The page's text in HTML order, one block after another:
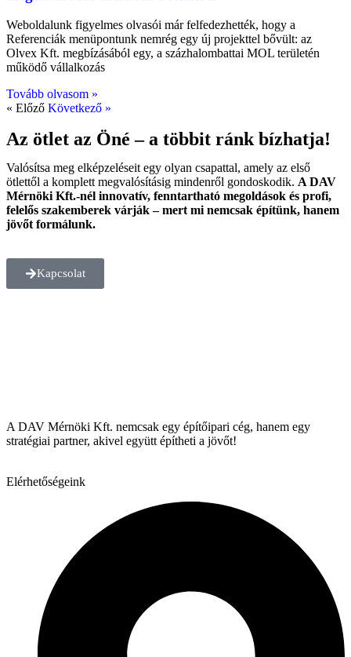
Weboldalunk figyelmes olvasói már felfedezhették, hogy a
Referenciák menüpontunk nemrég egy új projekttel bővült: az
Olvex Kft. megbízásából egy, a százhalombattai MOL területén
működő vállalkozás
Tovább olvasom »
« Előző Következő »
Az ötlet az Öné – a többit ránk bízhatja!
Valósítsa meg elképzeléseit egy olyan csapattal, amely az első
ötlettől a komplett megvalósításig mindenről gondoskodik. A DAV
Mérnöki Kft.-nél innovatív, fenntartható megoldások és profi,
felelős szakemberek várják – mert mi nemcsak építünk, hanem
jövőt formálunk.
Kapcsolat
A DAV Mérnöki Kft. nemcsak egy építőipari cég, hanem egy
stratégiai partner, akivel együtt építheti a jövőt!
Elérhetőségeink